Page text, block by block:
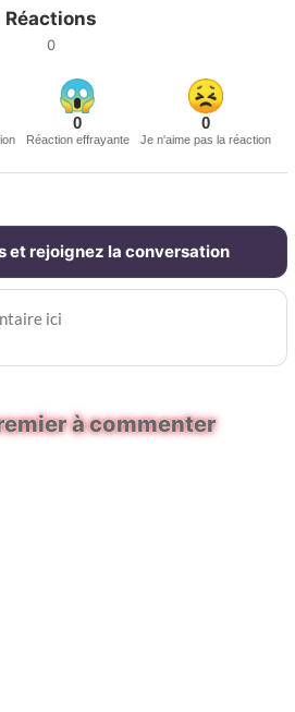
Réactions
0
0
Réaction effrayante
0
Je n'aime pas la réaction
et rejoignez la conversation
à commenter